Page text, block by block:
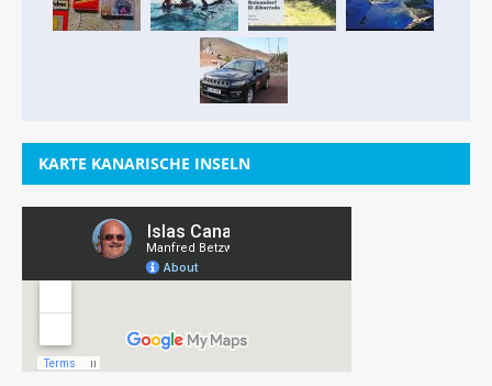
KARTE KANARISCHE INSELN